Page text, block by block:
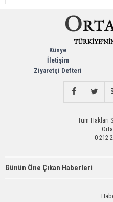
Künye
İletişim
Ziyaretçi Defteri
Tüm Hakları
0 212
Günün Öne Çıkan Haberleri